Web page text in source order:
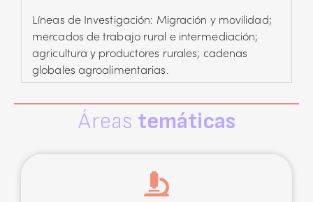
Líneas de Investigación: Migración y movilidad;
mercados de trabajo rural e intermediación;
agricultura y productores rurales; cadenas
globales agroalimentarias.
Áreas temáticas